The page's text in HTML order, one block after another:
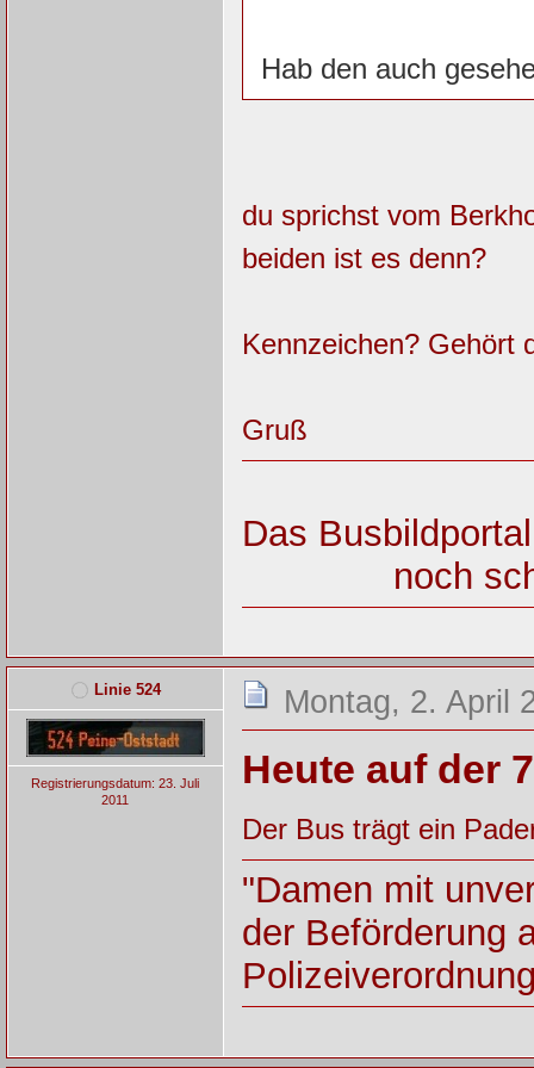
Hab den auch
du sprichst vom
beiden ist es denn?
Kennzeichen? Gehört
Gruß
Das
noch
Linie 524
Registrierungsdatum: 23. Juli
2011
Montag, 2. April
Heute auf der
Der Bus trägt ein
"Damen mit
der Beförderung